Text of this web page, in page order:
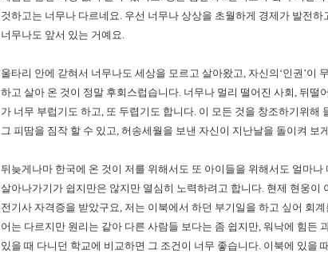
것하고는 너무나 다르네요. 우선 너무나 상상을 초월하게 경제가 발전하
너무나도 앞서 있는 거예요.
울타리 안에 갇혀서 너무나도 세상을 모르고 살아왔고, 자신의‘인권’이
하고 살아 온 것이 정말 후회스럽습니다. 너무나 멀리 떨어진 사회, 뒤떨
가 너무 부럽기도 하고, 또 두렵기도 합니다. 이 모든 것을 창조하기위해
그 피땀을 짐작 할 수 있고, 허송세월을 보낸 자신이 지난날을 돌이켜 보
뒤늦게나마 한국에 온 것이 저를 위해서도 또 아이들을 위해서도 얼마
살아나가기가 쉽지만은 않지만 열심히 노력하려고 합니다. 현제 현웅이
전기사 자격증을 받았구요, 저는 이북에서 하던 부기일을 하고 싶어 회
어는 다르지만 원리는 같아 다른 사람들 보다는 좀 쉽지만, 워낙에 힘든
있을 때 다니던 학교에 비교하면 그 조건이 너무 좋습니다. 이북에 있을